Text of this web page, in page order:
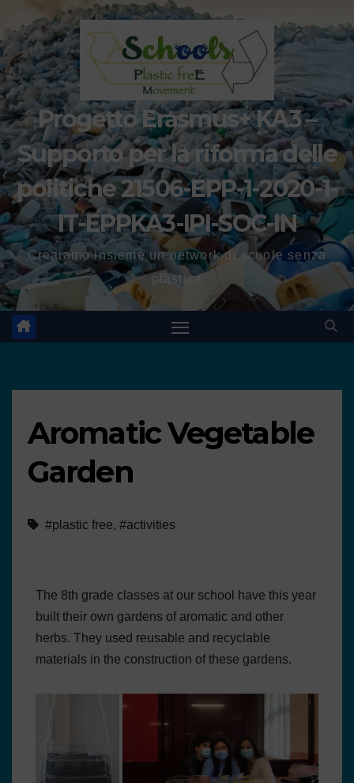
Progetto Erasmus+ KA3 –
Supporto per la riforma delle
politiche 21506-EPP-1-2020-1-
IT-EPPKA3-IPI-SOC-IN
Creaiamo insieme un network di scuole senza
plastica
Aromatic Vegetable
Garden
#plastic free, #activities
The 8th grade classes at our school have this year
built their own gardens of aromatic and other
herbs. They used reusable and recyclable
materials in the construction of these gardens.